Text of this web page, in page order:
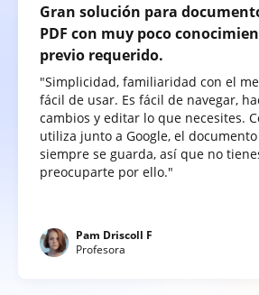
Gran solución para
PDF con muy poco
previo requerido.
"Simplicidad, familiaridad con el
fácil de usar. Es fácil de navegar,
cambios y editar lo que necesites.
utiliza junto a Google, el documento
siempre se guarda, así que no
preocuparte por ello."
Pam Driscoll F
Profesora